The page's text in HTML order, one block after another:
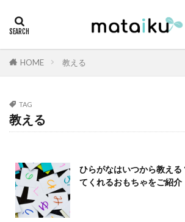
HOME 教える
TAG
教える
ひらがなはいつから教える
てくれるおもちゃをご紹介